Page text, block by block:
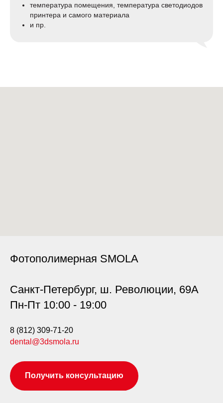
температура помещения, температура светодиодов
принтера и самого материала
и пр.
Фотополимерная SMOLA
Санкт-Петербург, ш. Революции, 69А
Пн-Пт 10:00 - 19:00
8 (812) 309-71-20
dental@3dsmola.ru
Получить консультацию